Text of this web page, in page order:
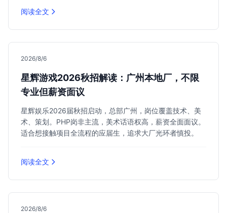
阅读全文
2026/8/6
星辉游戏2026秋招解读：广州本地厂，不限
专业但薪资面议
星辉娱乐2026届秋招启动，总部广州，岗位覆盖技术、美
术、策划。PHP岗非主流，美术话语权高，薪资全面面议。
适合想接触项目全流程的应届生，追求大厂光环者慎投。
阅读全文
2026/8/6